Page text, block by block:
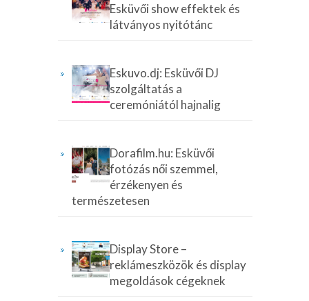
Esküvői show effektek és
látványos nyitótánc
Eskuvo.dj: Esküvői DJ
szolgáltatás a
ceremóniától hajnalig
Dorafilm.hu: Esküvői
fotózás női szemmel,
érzékenyen és
természetesen
Display Store –
reklámeszközök és display
megoldások cégeknek